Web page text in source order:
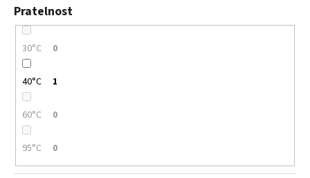
Pratelnost
30°C 0
40°C 1
60°C 0
95°C 0